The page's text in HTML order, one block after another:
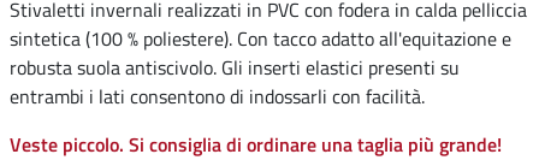
Stivaletti invernali realizzati in PVC con fodera in calda pelliccia
sintetica (100 % poliestere). Con tacco adatto all'equitazione e
robusta suola antiscivolo. Gli inserti elastici presenti su
entrambi i lati consentono di indossarli con facilità.
Veste piccolo. Si consiglia di ordinare una taglia più grande!